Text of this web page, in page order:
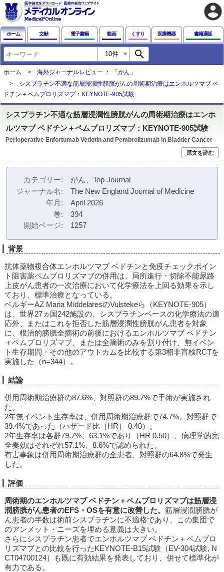
account_circle
ホーム 文献 電子書籍 動画 くすり 医療機器 書籍通販
search
ホーム
海外ジャーナルレビュー ： 「がん」
シスプラチン不適な筋層浸潤性膀胱がんの周術期治療はエンホルツマブ ベ
ドチン＋ペムブロリズマブ：KEYNOTE-905試験
シスプラチン不適な筋層浸潤性膀胱がんの周術期治療はエンホ
ルツマブ ベドチン＋ペムブロリズマブ：KEYNOTE-905試験
Perioperative Enfortumab Vedotin and Pembrolizumab in Bladder Cancer
原文を読む
カテゴリー
がん、Top Journal
ジャーナル名
The New England Journal of Medicine
年月
April 2026
巻
394
開始ページ
1257
背景
抗体薬物複合体エンホルツマブ ベドチンと免疫チェックポイン
ト阻害薬ペムブロリズマブの併用は、局所進行・切除不能尿路
上皮がん患者の一次治療において化学療法を上回る効果を示し
ており、標準治療となっている。
ベルギーAZ Maria MiddelaresのVulstekeら（KEYNOTE-905）
は、世界27ヵ国242施設の、シスプラチンベースの化学療法の適
応外、またはこれを拒否した筋層浸潤性膀胱がん患者を対象
に、根治的膀胱全摘術の前後におけるエンホルツマブ ベドチン
＋ペムブロリズマブ、または全摘術のみを割り付け、無イベン
ト生存期間・その他のアウトカムを比較する第3相非盲検RCTを
実施した（n=344）。
結論
併用周術期治療群の87.6%、対照群の89.7%で手術が実施され
た。
2年無イベント生存率は、併用周術期治療群で74.7%、対照群で
39.4%であった（ハザード比［HR］ 0.40）。
2年生存率は各群79.7%、63.1%であり（HR 0.50）、病理学的完
全奏効はそれぞれ57.1%、8.6%で認められた。
有害事象は併用周術期治療群の全患者、対照群の64.8%で発生
した。
評価
周術期のエンホルツマブ ベドチン＋ペムブロリズマブは筋層浸
潤膀胱がん患者のEFS・OSを有意に改善した。 筋層浸潤膀胱が
ん患者の半数は術前シスプラチンに不適格であり、この集団で
のアンメット・ニーズを埋める意義は大きい。
さらにシスプラチン患者でエンホルツマブ ベドチン＋ペムブロ
リズマブとの比較を行ったKEYNOTE-B15試験（EV-304試験, N
CT04700124）も既に有効結果を発表しており、併せて標準化が
有力である。